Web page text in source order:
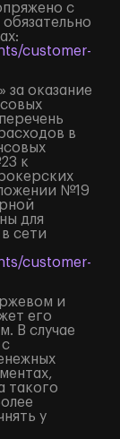
с
customer-
оказание
в
к
№19
для
сети
customer-
и
его
В случае
такого
у